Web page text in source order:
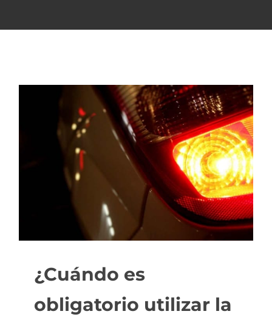
¿Cuándo es
obligatorio utilizar la